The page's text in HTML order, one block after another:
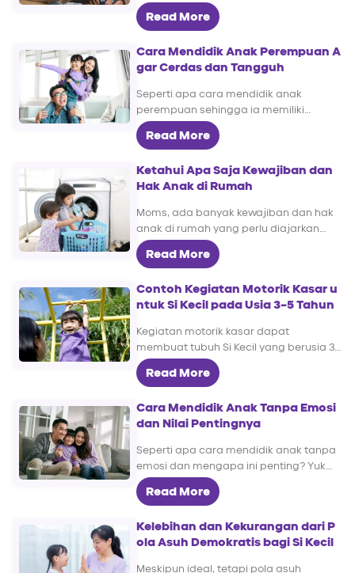
bisa dicoba Si Kecil dengan
pengawasan Moms. Yuk, cek apa saja
Read More
Cara Mendidik Anak Perempuan A
gar Cerdas dan Tangguh
Seperti apa cara mendidik anak
perempuan sehingga ia memiliki
kecerdasan dan karakter yang
tangguh? Yuk Moms, pelajari
Read More
Ketahui Apa Saja Kewajiban dan
Hak Anak di Rumah
Moms, ada banyak kewajiban dan hak
anak di rumah yang perlu diajarkan
pada Si Kecil. Apa saja dan
bagaimana? Simak yang berikut ini, yuk.
Read More
Contoh Kegiatan Motorik Kasar u
ntuk Si Kecil pada Usia 3-5 Tahun
Kegiatan motorik kasar dapat
membuat tubuh Si Kecil yang berusia 3-
5 tahun lebih gesit. Yuk, simak contoh
kegiatan yang cocok untuknya di sini.
Read More
Cara Mendidik Anak Tanpa Emosi
dan Nilai Pentingnya
Seperti apa cara mendidik anak tanpa
emosi dan mengapa ini penting? Yuk
Moms, pelajari selengkapnya berikut ini,
ya.Read More
Kelebihan dan Kekurangan dari P
ola Asuh Demokratis bagi Si Kecil
Meskipun ideal, tetapi pola asuh